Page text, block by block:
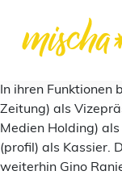
In ihren
Zeitung) als
Medien Holding)
(profil) als Kassier.
weiterhin Gino